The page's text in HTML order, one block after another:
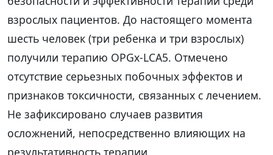
взрослых пациентов. До настоящего момента
шесть человек (три ребенка и три взрослых)
получили терапию OPGx-LCA5. Отмечено
отсутствие серьезных побочных эффектов и
признаков токсичности, связанных с лечением.
Не зафиксировано случаев развития
осложнений, непосредственно влияющих на
результативность терапии.